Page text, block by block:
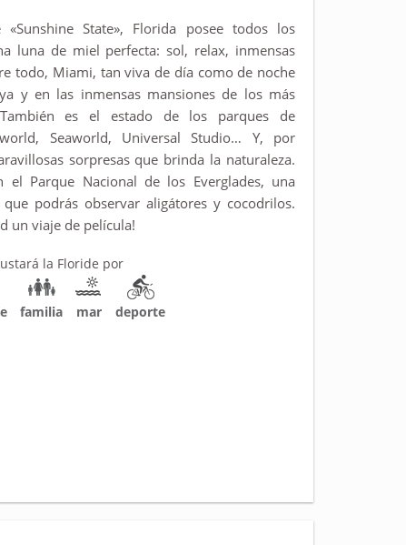
State», Florida posee todos los
luna de miel perfecta: sol, relax, inmensas
todo, Miami, tan viva de día como de noche
y en las inmensas mansiones de los más
es el estado de los parques de
Seaworld, Universal Studio… Y, por
sorpresas que brinda la naturaleza.
Parque Nacional de los Everglades, una
podrás observar aligátores y cocodrilos.
un viaje de película!
la Floride por
familia mar deporte